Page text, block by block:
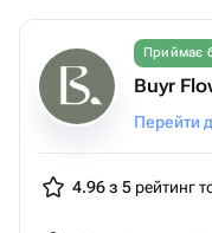
Приймає
Buyr
Перейти
4.96 з 5 рейтинг